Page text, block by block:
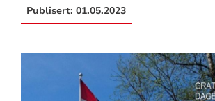
Publisert: 01.05.2023